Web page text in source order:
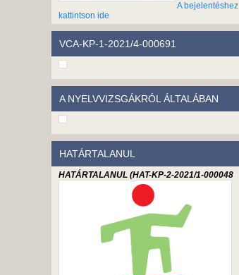
A bejelentéshez
kattintson ide
VCA-KP-1-2021/4-000691
A NYELVVIZSGÁKRÓL ÁLTALÁBAN
HATÁRTALANUL
HATÁRTALANUL (HAT-KP-2-2021/1-000048